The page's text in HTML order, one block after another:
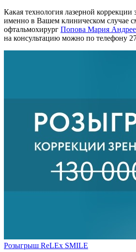
Какая технология лазерной коррекции
именно в Вашем клиническом случае
офтальмохирург Попова Мария
на консультацию можно по телефону
Розыгрыш ReLEx SMILE